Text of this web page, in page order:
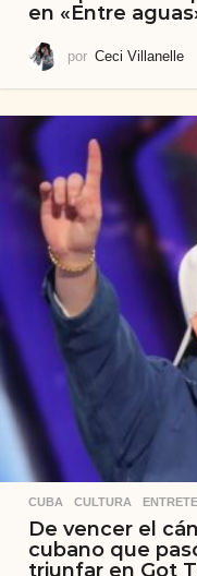
en «Entre
por Ceci Villanelle
CUBA ,CULTURA ,
De vencer el
cubano que
triunfar en Got